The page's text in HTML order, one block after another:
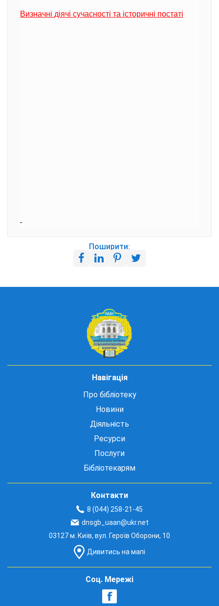
Визначні діячі сучасності та історичні постаті
Поширити:
Навігація
Про бібліотеку
Новини
Діяльність
Ресурси
Послуги
Бібліотекарям
Контакти
8 (044) 258-21-45
dnsgb_uaan@ukr.net
03127 м. Київ, вул. Героїв Оборони, 10
Дивитись на мапі
Соц. Мережі